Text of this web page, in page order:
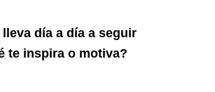
día a día a seguir
te inspira o motiva?